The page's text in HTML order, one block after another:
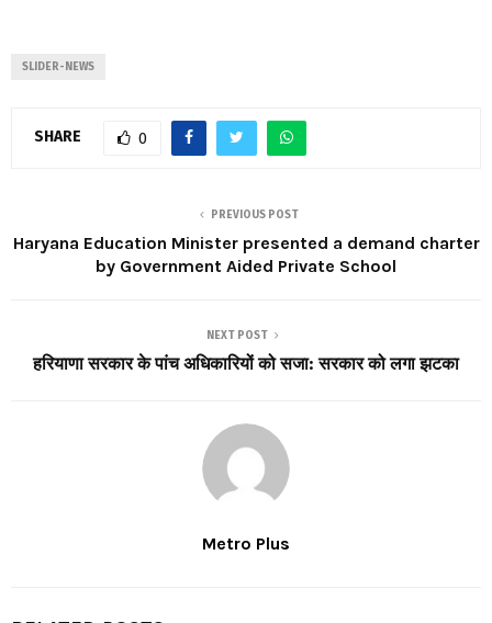
SLIDER-NEWS
SHARE 0
PREVIOUS POST
Haryana Education Minister presented a demand charter
by Government Aided Private School
NEXT POST
हरियाणा सरकार के पांच अधिकारियों को सजा: सरकार को लगा झटका
Metro Plus